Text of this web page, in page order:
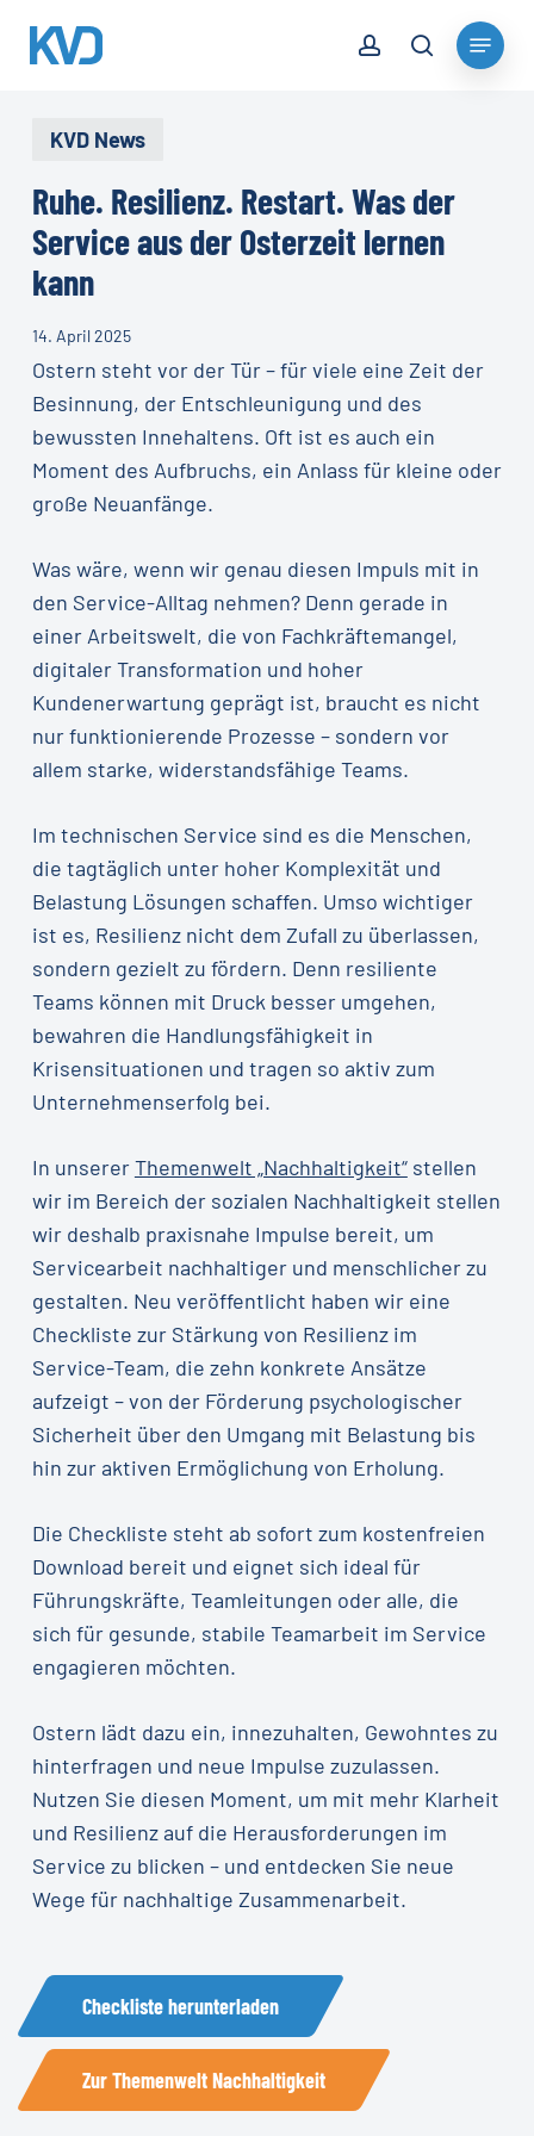
search
Menu
KVD News
Ruhe. Resilienz. Restart. Was der
Service aus der Osterzeit lernen
kann
14. April 2025
Ostern steht vor der Tür – für viele eine Zeit der
Besinnung, der Entschleunigung und des
bewussten Innehaltens. Oft ist es auch ein
Moment des Aufbruchs, ein Anlass für kleine oder
große Neuanfänge.
Was wäre, wenn wir genau diesen Impuls mit in
den Service-Alltag nehmen? Denn gerade in
einer Arbeitswelt, die von Fachkräftemangel,
digitaler Transformation und hoher
Kundenerwartung geprägt ist, braucht es nicht
nur funktionierende Prozesse – sondern vor
allem starke, widerstandsfähige Teams.
Im technischen Service sind es die Menschen,
die tagtäglich unter hoher Komplexität und
Belastung Lösungen schaffen. Umso wichtiger
ist es, Resilienz nicht dem Zufall zu überlassen,
sondern gezielt zu fördern. Denn resiliente
Teams können mit Druck besser umgehen,
bewahren die Handlungsfähigkeit in
Krisensituationen und tragen so aktiv zum
Unternehmenserfolg bei.
In unsererThemenwelt „Nachhaltigkeit“stellen
wir im Bereich der sozialen Nachhaltigkeit stellen
wir deshalb praxisnahe Impulse bereit, um
Servicearbeit nachhaltiger und menschlicher zu
gestalten. Neu veröffentlicht haben wir eine
Checkliste zur Stärkung von Resilienz im
Service-Team, die zehn konkrete Ansätze
aufzeigt – von der Förderung psychologischer
Sicherheit über den Umgang mit Belastung bis
hin zur aktiven Ermöglichung von Erholung.
Die Checkliste steht ab sofort zum kostenfreien
Download bereit und eignet sich ideal für
Führungskräfte, Teamleitungen oder alle, die
sich für gesunde, stabile Teamarbeit im Service
engagieren möchten.
Ostern lädt dazu ein, innezuhalten, Gewohntes zu
hinterfragen und neue Impulse zuzulassen.
Nutzen Sie diesen Moment, um mit mehr Klarheit
und Resilienz auf die Herausforderungen im
Service zu blicken – und entdecken Sie neue
Wege für nachhaltige Zusammenarbeit.
Checkliste herunterladen
Zur Themenwelt Nachhaltigkeit
Close